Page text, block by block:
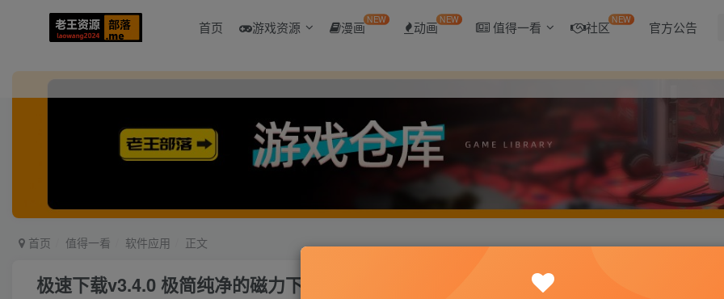
首页 游戏资源 漫画NEW 动画 NEW 值得一看 社区NEW 官方公告
首页 值得一看 软件应用 正文
极速下载v3.4.0 极简纯净的磁力下载器